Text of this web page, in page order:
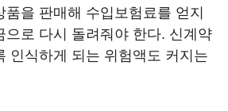
을 판매해 수입보험료를 얻지
으로 다시 돌려줘야 한다. 신계약
인식하게 되는 위험액도 커지는